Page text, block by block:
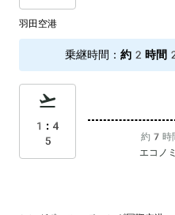
羽田空港
乗継時間 ： 約2時
1:4
5
約7
エコノ